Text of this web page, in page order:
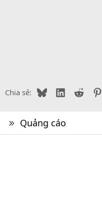
Chia sẻ: BlueskyLinkedIn
Reddit
Quảng cáo